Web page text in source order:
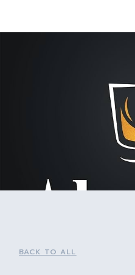
BACK TO ALL